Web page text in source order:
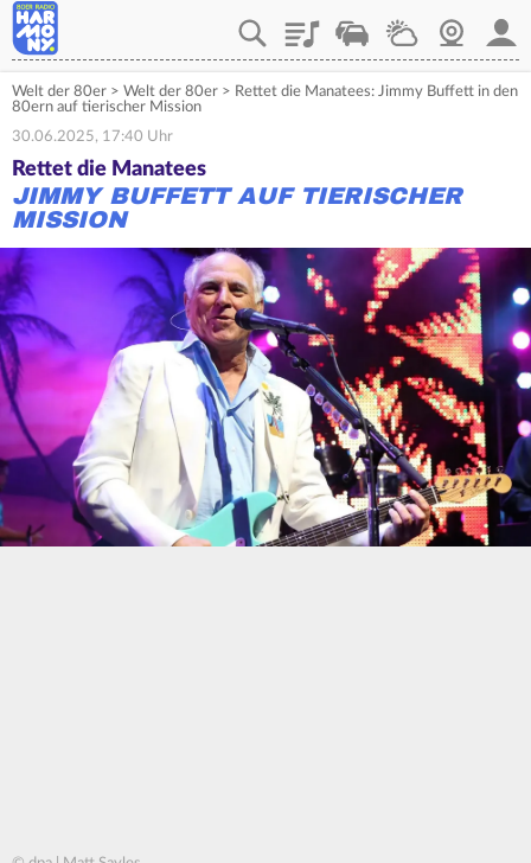
PlaylistVerkehrWetterWebcam
Welt der 80er > Welt der 80er > Rettet die Manatees: Jimmy Buffett in den
80ern auf tierischer Mission
30.06.2025, 17:40 Uhr
Rettet die Manatees
JIMMY BUFFETT AUF TIERISCHER
MISSION